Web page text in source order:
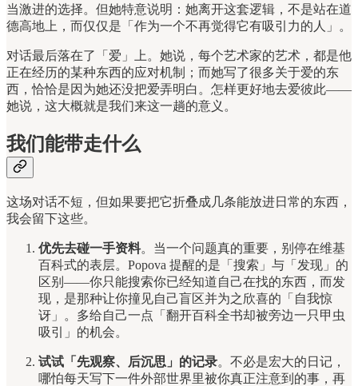
当激进的选择。但她特意说明：她离开这套逻辑，不是站在道
德高地上，而仅仅是「作为一个不再觉得它有吸引力的人」。
对话最后落在了「爱」上。她说，每个艺术家的艺术，都是他
正在经历的某种东西的应对机制；而她写了很多关于爱的东
西，恰恰是因为她还没把爱弄明白。怎样更好地去爱彼此——
她说，这大概就是我们来这一趟的意义。
我们能带走什么
这场对话不短，但如果要把它折叠成几条能放进日常的东西，
我会留下这些。
优先去碰一手资料。当一个问题真的重要，别停在维基
百科式的表层。Popova 提醒的是「搜索」与「发现」的
区别——你只能搜索你已经知道自己在找的东西，而发
现，是那种让你撞见自己盲区并为之欣喜的「自我惊
讶」。多给自己一点「翻开百科全书却被旁边一只甲虫
吸引」的机会。
试试「先观察、后沉思」的记录。不必是宏大的日记，
哪怕每天写下一件外部世界里被你真正注意到的事，再